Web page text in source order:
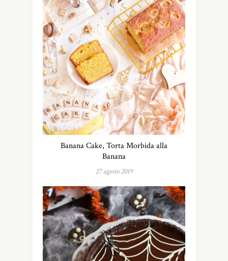
Banana Cake, Torta Morbida alla
Banana
27 agosto 2019